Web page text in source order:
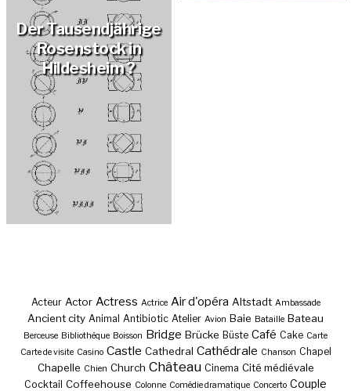
Der Tausendjährige
Rosenstock in
Hildesheim ?
Acteur Actor Actress Actrice Air d'opéra Altstadt Ambassade
Ancient city Animal Antibiotic Atelier Avion Baie Bataille Bateau
Berceuse Bibliothèque Boisson Bridge Brücke Büste Café Cake Carte
Carte de visite Casino Castle Cathedral Cathédrale Chanson Chapel
Chapelle Chien Church Château Cinema Cité médiévale
Cocktail Coffeehouse Colonne Comédie dramatique Concerto Couple